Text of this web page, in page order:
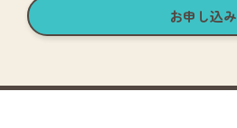
お申し込み